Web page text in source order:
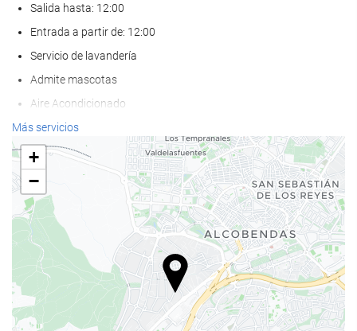
Salida hasta: 12:00
Entrada a partir de: 12:00
Servicio de lavandería
Admite mascotas
Aire Acondicionado
Calefacción
Ascensor
Adaptado para personas con movilidad reducida
Habitaciones No fumadores
Hotel no fumadores
Acceso a Internet
Wifi
WiFi disponible en todas las zonas
Más servicios
+
−